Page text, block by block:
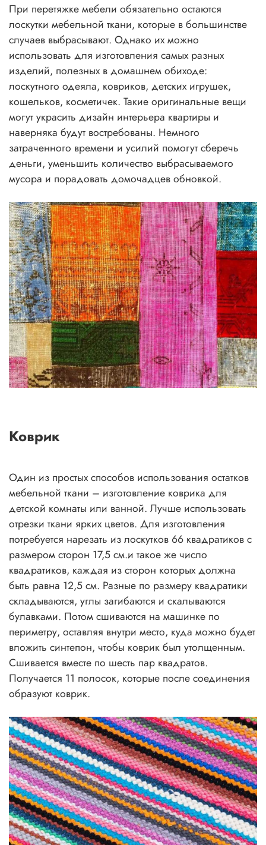
При перетяжке мебели обязательно остаются
лоскутки мебельной ткани, которые в большинстве
случаев выбрасывают. Однако их можно
использовать для изготовления самых разных
изделий, полезных в домашнем обиходе:
лоскутного одеяла, ковриков, детских игрушек,
кошельков, косметичек. Такие оригинальные вещи
могут украсить дизайн интерьера квартиры и
наверняка будут востребованы. Немного
затраченного времени и усилий помогут сберечь
деньги, уменьшить количество выбрасываемого
мусора и порадовать домочадцев обновкой.
Коврик
Один из простых способов использования остатков
мебельной ткани – изготовление коврика для
детской комнаты или ванной. Лучше использовать
отрезки ткани ярких цветов. Для изготовления
потребуется нарезать из лоскутков 66 квадратиков с
размером сторон 17,5 см.и такое же число
квадратиков, каждая из сторон которых должна
быть равна 12,5 см. Разные по размеру квадратики
складываются, углы загибаются и скалываются
булавками. Потом сшиваются на машинке по
периметру, оставляя внутри место, куда можно будет
вложить синтепон, чтобы коврик был утолщенным.
Сшивается вместе по шесть пар квадратов.
Получается 11 полосок, которые после соединения
образуют коврик.